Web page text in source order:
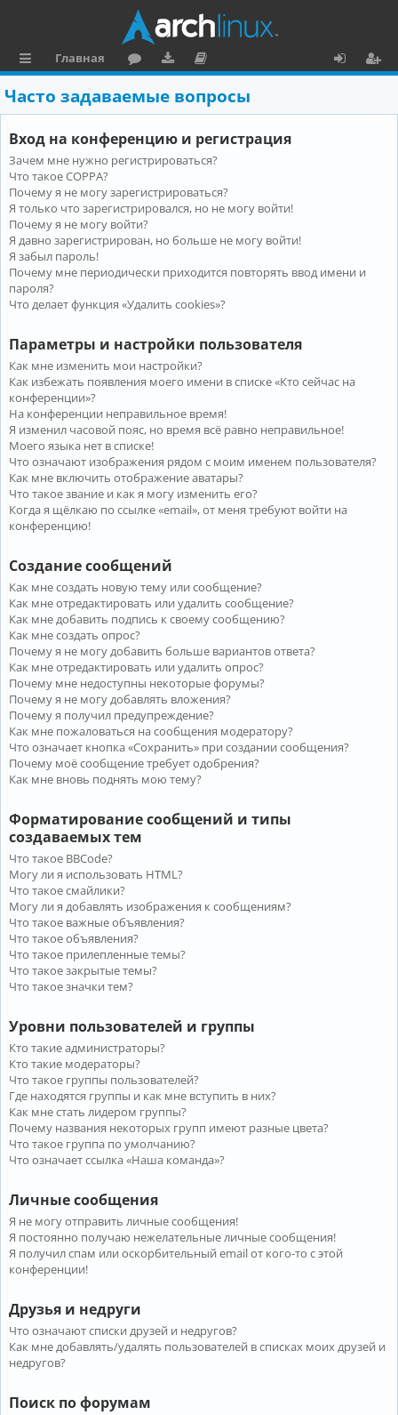
ы
л
к
и
Главная
ру
м
ру
зк
и
ку
м
е
н
та
ц
и
я
о
и
Часто задаваемые вопросы
Вход на конференцию и регистрация
Зачем мне нужно регистрироваться?
Что такое COPPA?
Почему я не могу зарегистрироваться?
Я только что зарегистрировался, но не могу войти!
Почему я не могу войти?
Я давно зарегистрирован, но больше не могу войти!
Я забыл пароль!
Почему мне периодически приходится повторять ввод имени и
пароля?
Что делает функция «Удалить cookies»?
Параметры и настройки пользователя
Как мне изменить мои настройки?
Как избежать появления моего имени в списке «Кто сейчас на
конференции»?
На конференции неправильное время!
Я изменил часовой пояс, но время всё равно неправильное!
Моего языка нет в списке!
Что означают изображения рядом с моим именем пользователя?
Как мне включить отображение аватары?
Что такое звание и как я могу изменить его?
Когда я щёлкаю по ссылке «email», от меня требуют войти на
конференцию!
Создание сообщений
Как мне создать новую тему или сообщение?
Как мне отредактировать или удалить сообщение?
Как мне добавить подпись к своему сообщению?
Как мне создать опрос?
Почему я не могу добавить больше вариантов ответа?
Как мне отредактировать или удалить опрос?
Почему мне недоступны некоторые форумы?
Почему я не могу добавлять вложения?
Почему я получил предупреждение?
Как мне пожаловаться на сообщения модератору?
Что означает кнопка «Сохранить» при создании сообщения?
Почему моё сообщение требует одобрения?
Как мне вновь поднять мою тему?
Форматирование сообщений и типы
создаваемых тем
Что такое BBCode?
Могу ли я использовать HTML?
Что такое смайлики?
Могу ли я добавлять изображения к сообщениям?
Что такое важные объявления?
Что такое объявления?
Что такое прилепленные темы?
Что такое закрытые темы?
Что такое значки тем?
Уровни пользователей и группы
Кто такие администраторы?
Кто такие модераторы?
Что такое группы пользователей?
Где находятся группы и как мне вступить в них?
Как мне стать лидером группы?
Почему названия некоторых групп имеют разные цвета?
Что такое группа по умолчанию?
Что означает ссылка «Наша команда»?
Личные сообщения
Я не могу отправить личные сообщения!
Я постоянно получаю нежелательные личные сообщения!
Я получил спам или оскорбительный email от кого-то с этой
конференции!
Друзья и недруги
Что означают списки друзей и недругов?
Как мне добавлять/удалять пользователей в списках моих друзей и
недругов?
Поиск по форумам